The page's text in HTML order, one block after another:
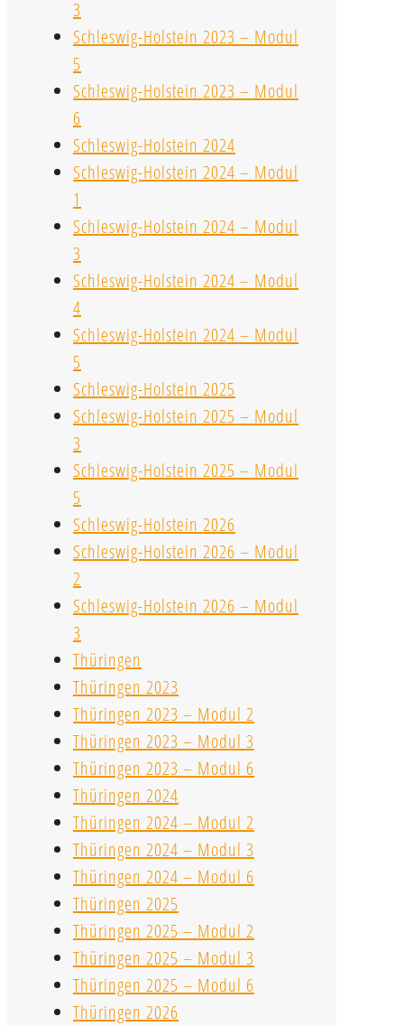
3
Schleswig-Holstein 2023 – Modul
5
Schleswig-Holstein 2023 – Modul
6
Schleswig-Holstein 2024
Schleswig-Holstein 2024 – Modul
1
Schleswig-Holstein 2024 – Modul
3
Schleswig-Holstein 2024 – Modul
4
Schleswig-Holstein 2024 – Modul
5
Schleswig-Holstein 2025
Schleswig-Holstein 2025 – Modul
3
Schleswig-Holstein 2025 – Modul
5
Schleswig-Holstein 2026
Schleswig-Holstein 2026 – Modul
2
Schleswig-Holstein 2026 – Modul
3
Thüringen
Thüringen 2023
Thüringen 2023 – Modul 2
Thüringen 2023 – Modul 3
Thüringen 2023 – Modul 6
Thüringen 2024
Thüringen 2024 – Modul 2
Thüringen 2024 – Modul 3
Thüringen 2024 – Modul 6
Thüringen 2025
Thüringen 2025 – Modul 2
Thüringen 2025 – Modul 3
Thüringen 2025 – Modul 6
Thüringen 2026